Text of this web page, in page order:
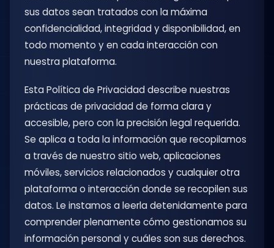
sus datos sean tratados con la máxima
confidencialidad, integridad y disponibilidad, en
todo momento y en cada interacción con
nuestra plataforma.
Esta Política de Privacidad describe nuestras
prácticas de privacidad de forma clara y
accesible, pero con la precisión legal requerida.
Se aplica a toda la información que recopilamos
a través de nuestro sitio web, aplicaciones
móviles, servicios relacionados y cualquier otra
plataforma o interacción donde se recopilen sus
datos. Le instamos a leerla detenidamente para
comprender plenamente cómo gestionamos su
información personal y cuáles son sus derechos.